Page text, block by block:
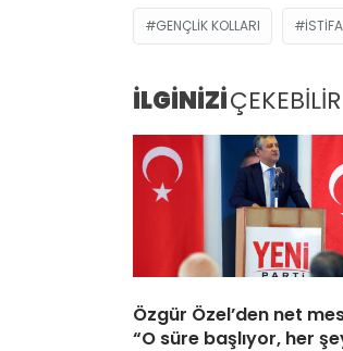
GENÇLIK KOLLARI ISTIFA
İLGİNİZİÇEKEBİLİR
Özgür Özel’den net
“O süre başlıyor, her